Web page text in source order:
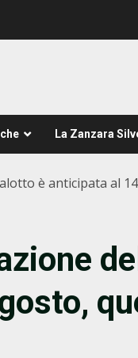
La Zanzara
è anticipata al